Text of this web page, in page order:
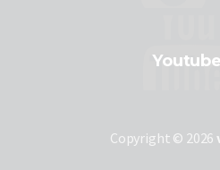
Youtube
Copyright © 2026